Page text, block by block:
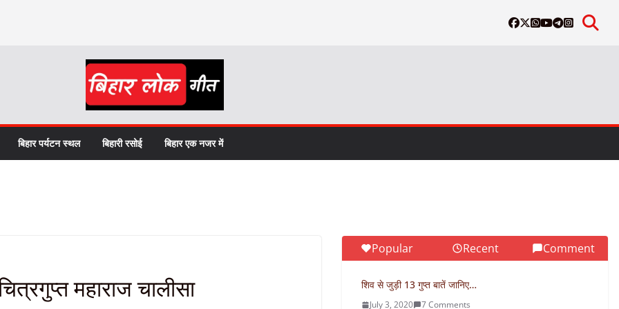
बिहार पर्यटन स्थल बिहारी रसोई बिहार एक नजर में
महाराज चालीसा
Popular Recent Comment
शिव से जुड़ी 13 गुप्त बातें जानिए…
July 3, 2020 7 Comments